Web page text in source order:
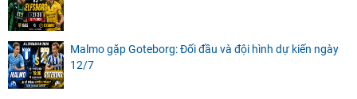
Malmo gặp Goteborg: Đối đầu và đội hình dự kiến ngày
12/7